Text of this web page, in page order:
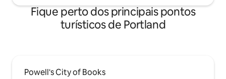
Fique perto dos principais pontos
turísticos de Portland
Powell's City of Books